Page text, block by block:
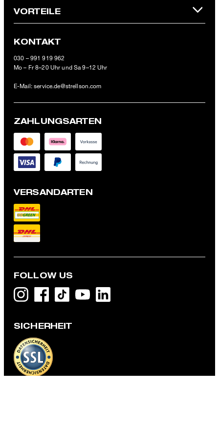
379,00 €
inkl. MwSt
VORTEILE
KONTAKT
030 – 991 919 962
Mo – Fr 8–20 Uhr und Sa 9–12 Uhr
E-Mail:service.de@strellson.com
ZAHLUNGSARTEN
VERSANDARTEN
FOLLOW US
SICHERHEIT